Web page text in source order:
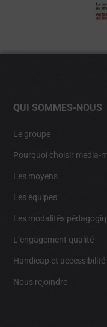
QUI SOMMES-NOUS
Le groupe
Pourquoi choisir media-
Les moyens
Les équipes
Les modalités
L’engagement qualité
Handicap et accessibilité
Nous rejoindre